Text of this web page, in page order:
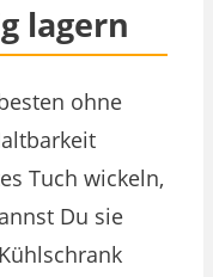
lagern
ohne
Tuch wickeln,
Du sie